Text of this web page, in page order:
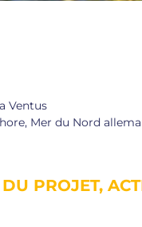
Ventus
Mer du Nord
PROJET,